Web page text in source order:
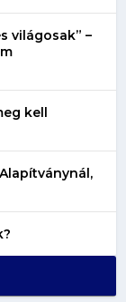
világosak” –
kell